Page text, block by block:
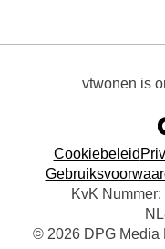
vtwonen is
Cookiebeleid
KvK
© 2026 DPG Media